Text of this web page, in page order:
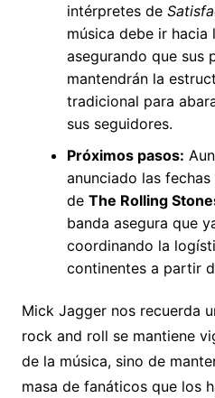
intérpretes de
música debe ir hacia
asegurando que sus
mantendrán la
tradicional para
sus seguidores.
Próximos pasos:
anunciado las
de The Rolling
banda asegura que
coordinando la
continentes a partir
Mick Jagger nos recuerda
rock and roll se mantiene
de la música, sino de
masa de fanáticos que los